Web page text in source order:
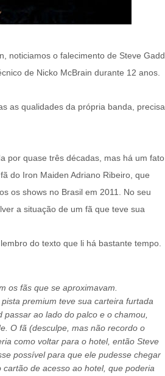
noticiamos o falecimento de Steve Gadd,
de Nicko McBrain durante 12 anos.
as qualidades da própria banda, precisa
por quase três décadas, mas há um fato
do Iron Maiden Adriano Ribeiro, que
os shows no Brasil em 2011. No seu
a situação de um fã que teve sua
do texto que li há bastante tempo.
os fãs que se aproximavam.
premium teve sua carteira furtada
ao lado do palco e o chamou,
O fã (desculpe, mas não recordo o
como voltar para o hotel, então Steve
possível para que ele pudesse chegar
de acesso ao hotel, que poderia